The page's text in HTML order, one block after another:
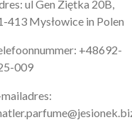
ul Gen Ziętka 20B,
413 Mysłowice in Polen
+48692-
009